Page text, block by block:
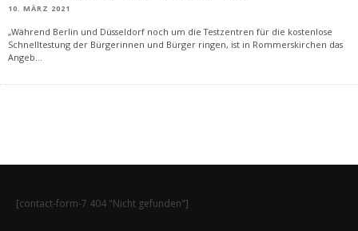
10. MÄRZ 2021
„Während Berlin und Düsseldorf noch um die Testzentren für die kostenlose
Schnelltestung der Bürgerinnen und Bürger ringen, ist in Rommerskirchen das
Angeb...
[contact-form-7 404 "Nicht gefunden"]